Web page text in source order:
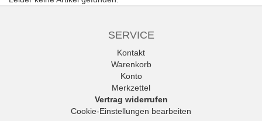
SERVICE
Kontakt
Warenkorb
Konto
Merkzettel
Vertrag widerrufen
Cookie-Einstellungen bearbeiten